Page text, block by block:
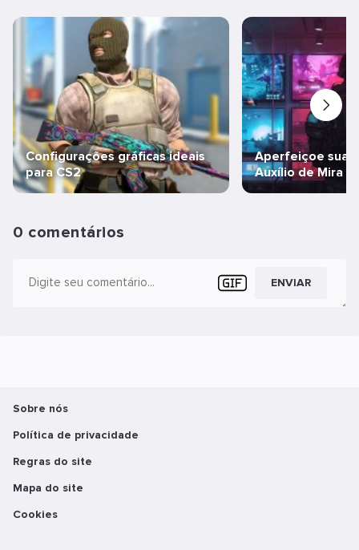
Configurações gráficas ideais
para CS2
Aperfeiçoe sua
Auxílio de Mira
0 comentários
ENVIAR
Sobre nós
Política de privacidade
Regras do site
Mapa do site
Cookies